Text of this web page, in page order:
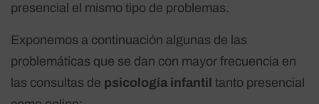
presencial el mismo tipo de problemas.
Exponemos a continuación algunas de las
problemáticas que se dan con mayor frecuencia en
las consultas de psicología infantil tanto presencial